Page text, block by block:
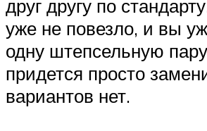
друг другу по
уже не повезло, и вы
одну штепсельную
придется просто
вариантов нет.